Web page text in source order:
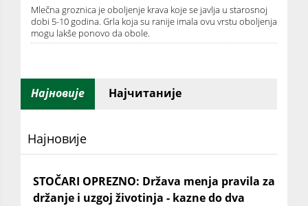
Mlečna groznica je oboljenje krava koje se javlja u starosnoj
dobi 5-10 godina. Grla koja su ranije imala ovu vrstu oboljenja
mogu lakše ponovo da obole.
Најновије Најчитаније
Најновије
STOČARI OPREZNO: Država menja pravila za
držanje i uzgoj životinja - kazne do dva